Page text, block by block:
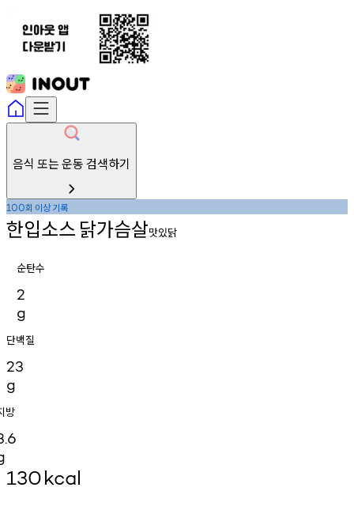
음식 또는 운동 검색하기
100회 이상기록
한입소스 닭가슴살맛있닭
순탄수
2
g
단백질
23
g
방
130kcal